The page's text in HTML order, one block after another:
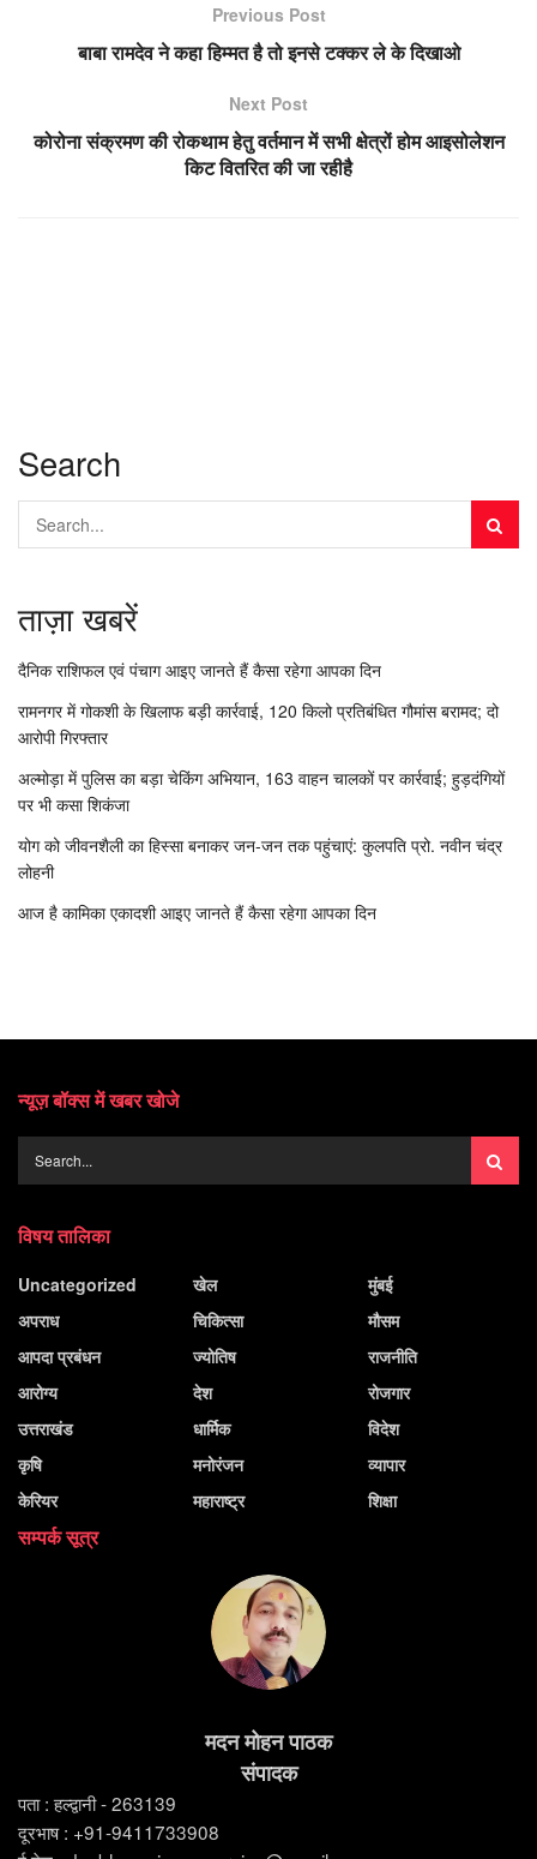
Previous Post
बाबा रामदेव ने कहा हिम्मत है तो इनसे टक्कर ले के दिखाओ
Next Post
कोरोना संक्रमण की रोकथाम हेतु वर्तमान में सभी क्षेत्रों होम आइसोलेशन
किट वितरित की जा रहीहै
Search
ताज़ा खबरें
दैनिक राशिफल एवं पंचाग आइए जानते हैं कैसा रहेगा आपका दिन
रामनगर में गोकशी के खिलाफ बड़ी कार्रवाई, 120 किलो प्रतिबंधित गौमांस बरामद; दो
आरोपी गिरफ्तार
अल्मोड़ा में पुलिस का बड़ा चेकिंग अभियान, 163 वाहन चालकों पर कार्रवाई; हुड़दंगियों
पर भी कसा शिकंजा
योग को जीवनशैली का हिस्सा बनाकर जन-जन तक पहुंचाएं: कुलपति प्रो. नवीन चंद्र
लोहनी
आज है कामिका एकादशी आइए जानते हैं कैसा रहेगा आपका दिन
न्यूज़ बॉक्स में खबर खोजे
विषय तालिका
Uncategorized
अपराध
आपदा प्रबंधन
आरोग्य
उत्तराखंड
कृषि
केरियर
खेल
चिकित्सा
ज्योतिष
देश
धार्मिक
मनोरंजन
महाराष्ट्र
मुंबई
मौसम
राजनीति
रोजगार
विदेश
व्यापार
शिक्षा
सम्पर्क सूत्र
मदन मोहन पाठक
संपादक
पता : हल्द्वानी - 263139
दूरभाष : +91-9411733908